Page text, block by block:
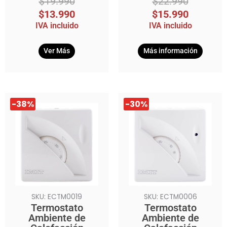
$13.990
IVA incluido
Ver Más
$15.990
IVA incluido
Más información
-38%
SKU: ECTM0019
Termostato
Ambiente de
El
precio
original
$15.990.
El
precio
actual
-30%
SKU: ECTM0006
Termostato
Ambiente de
El
precio
$19.990.
El
precio
$13.990.